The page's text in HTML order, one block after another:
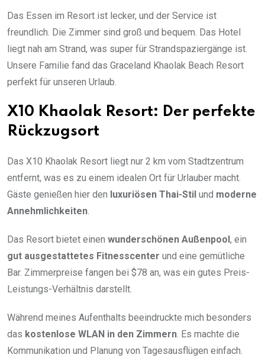
Das Essen im Resort ist lecker, und der Service ist
freundlich. Die Zimmer sind groß und bequem. Das Hotel
liegt nah am Strand, was super für Strandspaziergänge ist.
Unsere Familie fand das Graceland Khaolak Beach Resort
perfekt für unseren Urlaub.
X10 Khaolak Resort: Der perfekte
Rückzugsort
Das X10 Khaolak Resort liegt nur 2 km vom Stadtzentrum
entfernt, was es zu einem idealen Ort für Urlauber macht.
Gäste genießen hier den luxuriösen Thai-Stil und moderne
Annehmlichkeiten.
Das Resort bietet einen wunderschönen Außenpool, ein
gut ausgestattetes Fitnesscenter und eine gemütliche
Bar. Zimmerpreise fangen bei $78 an, was ein gutes Preis-
Leistungs-Verhältnis darstellt.
Während meines Aufenthalts beeindruckte mich besonders
das kostenlose WLAN in den Zimmern. Es machte die
Kommunikation und Planung von Tagesausflügen einfach.